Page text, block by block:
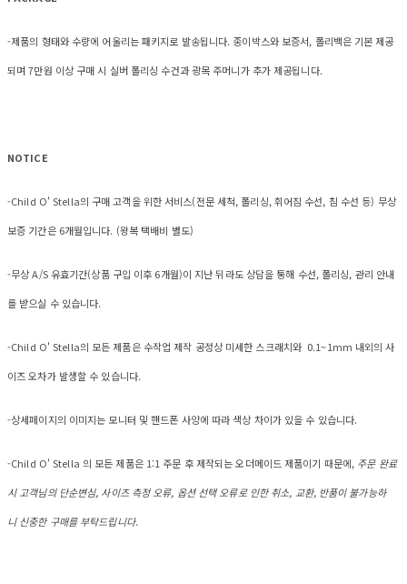
-제품의 형태와 수량에 어울리는 패키지로 발송됩니다. 종이박스와 보증서, 폴리백은 기본 제공
되며 7만원 이상 구매 시 실버 폴리싱 수건과 광목 주머니가 추가 제공됩니다.
NOTICE
-Child O' Stella의 구매 고객을 위한 서비스(전문 세척, 폴리싱, 휘어짐 수선, 침 수선 등) 무상
보증 기간은 6개월입니다. (왕복 택배비 별도)
-무상 A/S 유효기간(상품 구입 이후 6개월)이 지난 뒤라도 상담을 통해 수선, 폴리싱, 관리 안내
를 받으실 수 있습니다.
-Child O' Stella의 모든 제품은 수작업 제작 공정상 미세한 스크래치와 0.1~1mm 내외의 사
이즈 오차가 발생할 수 있습니다.
-상세페이지의 이미지는 모니터 및 핸드폰 사양에 따라 색상 차이가 있을 수 있습니다.
-Child O' Stella 의 모든 제품은 1:1 주문 후 제작되는 오더메이드 제품이기 때문에, 주문 완료
시 고객님의 단순변심, 사이즈 측정 오류, 옵션 선택 오류로 인한 취소, 교환, 반품이 불가능하
니 신중한 구매를 부탁드립니다.